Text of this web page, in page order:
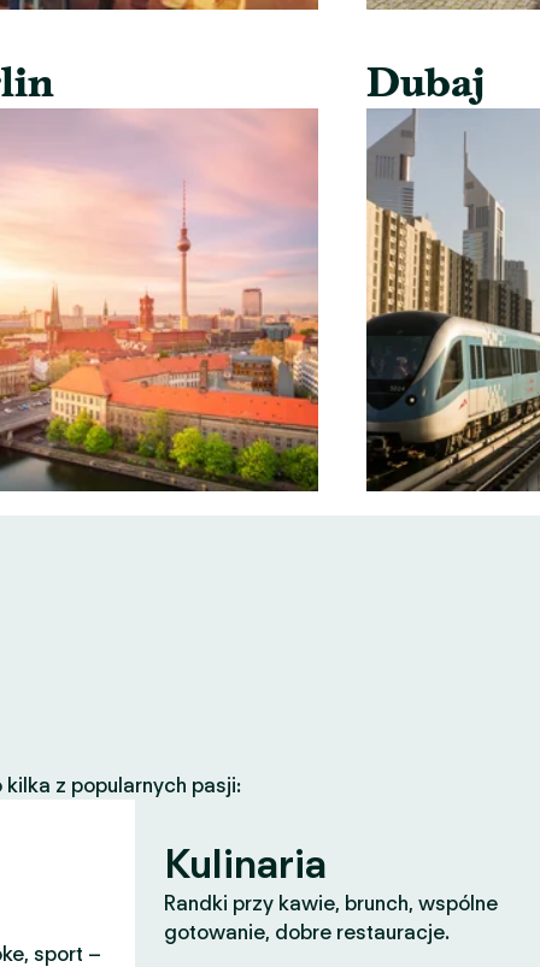
Dubaj
z popularnych pasji:
sport –
Kulinaria
Randki przy kawie, brunch, wspólne
gotowanie, dobre restauracje.